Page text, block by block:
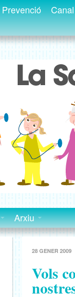
Prevenció
Arxiu
28 GENER 2009
Vols